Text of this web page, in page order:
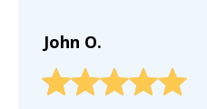
John O.